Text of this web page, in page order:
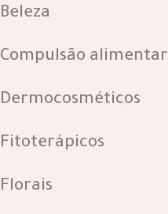
Beleza
Compulsão alimentar
Dermocosméticos
Fitoterápicos
Florais